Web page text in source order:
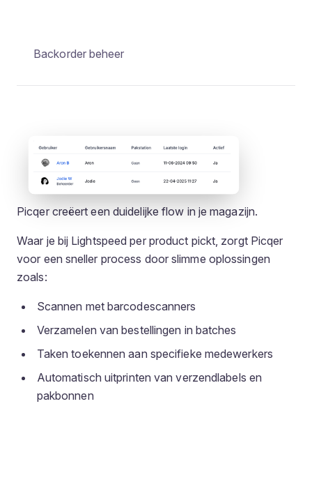
Backorder beheer
Picqer creëert een duidelijke flow in je magazijn.
Waar je bij Lightspeed per product pickt, zorgt Picqer
voor een sneller process door slimme oplossingen
zoals:
Scannen met barcodescanners
Verzamelen van bestellingen in batches
Taken toekennen aan specifieke medewerkers
Automatisch uitprinten van verzendlabels en
pakbonnen